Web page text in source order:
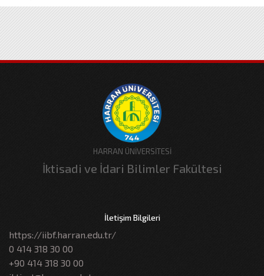
HARRAN ÜNİVERSİTESİ
İktisadi ve İdari Bilimler Fakültesi
İletişim Bilgileri
https://iibf.harran.edu.tr/
0 414 318 30 00
+90 414 318 30 00